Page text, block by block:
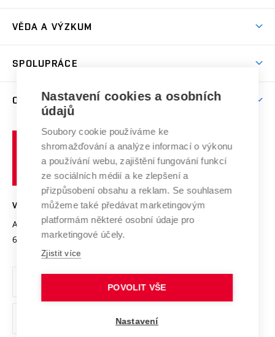
Sport na VUT
Brno
Dny otevřených dveří
Celoživotní vzdělávání
E-přihláška
Harmonogram akademického roku
Závěrečné práce
Doktorské studium
Zpracování osobních údajů studentů
Sociální bezpečí
Studium bez bariér
Podpora podnikání
VĚDA A VÝZKUM
Mezinárodní vědecká rada
Systém zajišťování kvality výzkumu
Výzkumné infrastruktury
Transfer znalostí
Open Science
Projekty
Projekty ze strukturálních fondů
Specifický výzkum
SPOLUPRÁCE
Zahraniční spolupráce
Spolupráce se školami
Služby univerzity
Mezinárodní dohody
Univerzitní sítě
O UNIVERZITĚ
Profil univerzity
Udržitelná univerzita
Podnikavá univerzita / ContriBUTe
Bezpečná univerzita
Vyznamenání
Organizační struktura
Ochrana osobních údajů
odkaz)
učení
technické
VYSOKÉ UČENÍ TECHNICKÉ V BRNĚ
Antonínská 548/1
602 00 Brno
www.vut.cz
vut@vutbr.cz
Nastavení cookies a osobních
údajů
Soubory cookie používáme ke
shromažďování a analýze informací o výkonu
a používání webu, zajištění fungování funkcí
ze sociálních médií a ke zlepšení a
přizpůsobení obsahu a reklam. Se souhlasem
můžeme také předávat marketingovým
platformám některé osobní údaje pro
marketingové účely.
Zjistit více
POVOLIT VŠE
Nastavení